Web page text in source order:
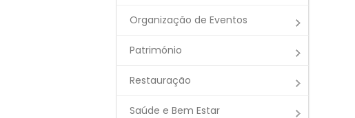
Organização de Eventos
Património
Restauração
Saúde e Bem Estar